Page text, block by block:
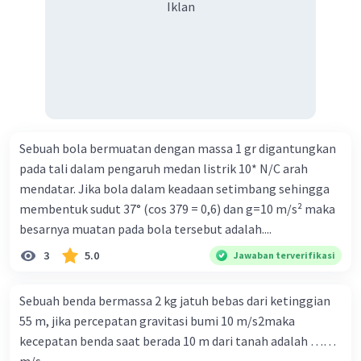
Iklan
Sebuah bola bermuatan dengan massa 1 gr digantungkan
pada tali dalam pengaruh medan listrik 10* N/C arah
mendatar. Jika bola dalam keadaan setimbang sehingga
membentuk sudut 37° (cos 379 = 0,6) dan g=10 m/s² maka
besarnya muatan pada bola tersebut adalah....
3 5.0 Jawaban terverifikasi
Sebuah benda bermassa 2 kg jatuh bebas dari ketinggian
55 m, jika percepatan gravitasi bumi 10 m/s2maka
kecepatan benda saat berada 10 m dari tanah adalah ……